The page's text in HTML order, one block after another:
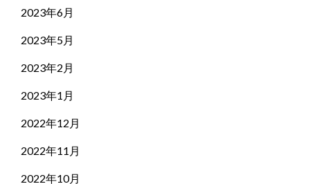
2023年6月
2023年5月
2023年2月
2023年1月
2022年12月
2022年11月
2022年10月